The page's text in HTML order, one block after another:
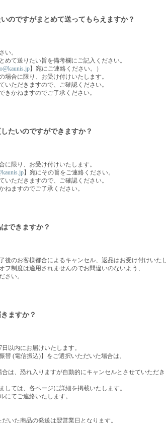
のですがまとめて送ってもらえますか？
い。
て送りたい旨を備考欄にご記入ください。
】宛にご連絡ください。）
合に限り、お受け付けいたします。
ただきますので、ご確認ください。
かねますのでご了承ください。
たいのですができますか？
に限り、お受け付けいたします。
】宛にその旨をご連絡ください。
ただきますので、ご確認ください。
ねますのでご了承ください。
できますか？
後のお客様都合によるキャンセル、返品はお受け付けいた
フ制度は適用されませんのでお間違いのないよう、
さい。
ますか？
以内にお届けいたします。
替 (電信振込)】をご選択いただいた場合は、
は、恐れ入りますが自動的にキャンセルとさせていただ
ては、各ページに詳細を掲載いたします。
にてご連絡いたします。
いた商品の発送は翌営業日となります。